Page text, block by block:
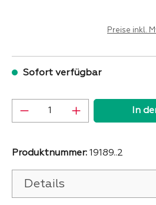
Preise inkl.
Sofort verfügbar
Produkt Anzahl: GibIn
Produktnummer: 19189..2
Details